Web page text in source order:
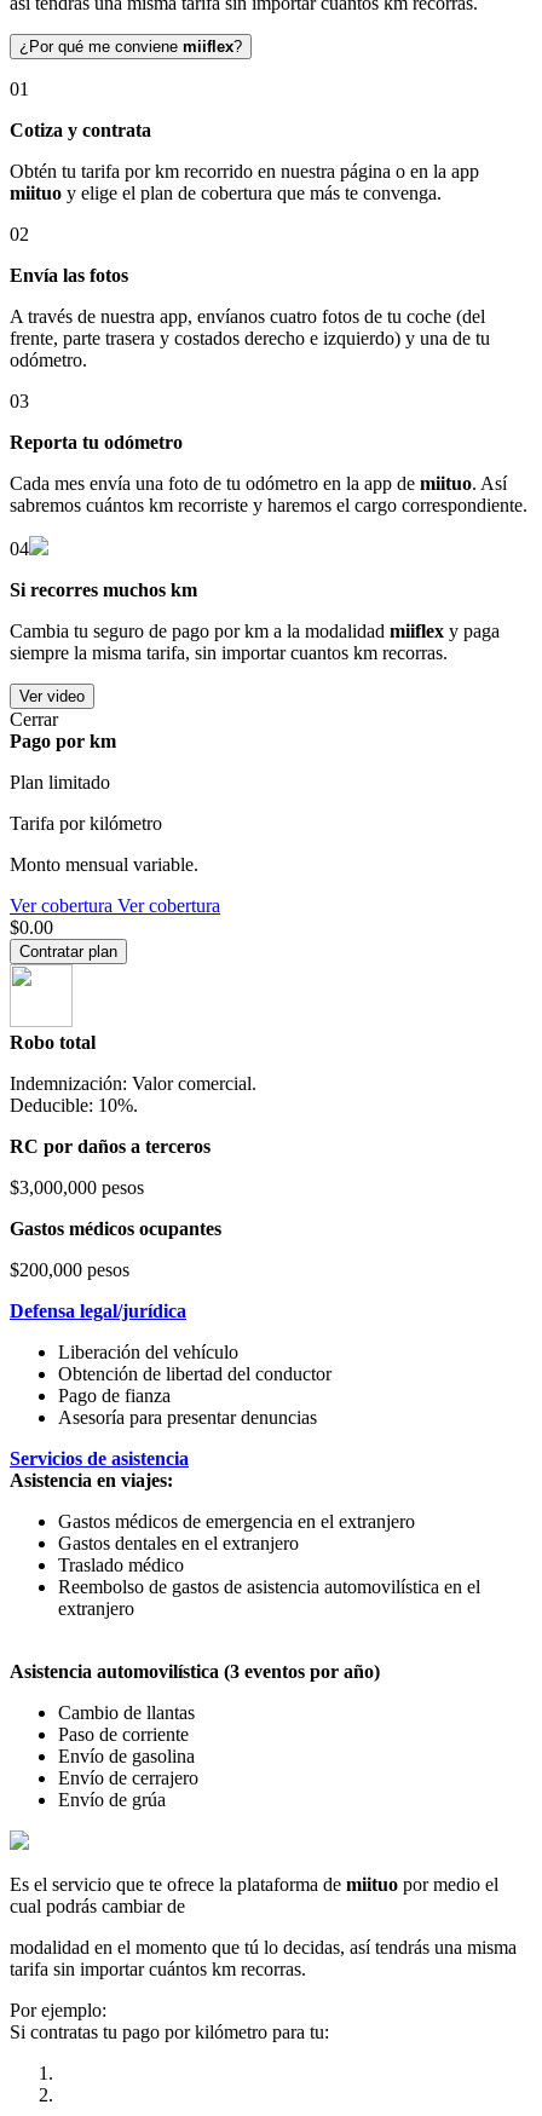
¿Por qué me conviene miiflex?
01
Cotiza y contrata
Obtén tu tarifa por km recorrido en nuestra página o en la app
miituo y elige el plan de cobertura que más te convenga.
02
Envía las fotos
A través de nuestra app, envíanos cuatro fotos de tu coche (del
frente, parte trasera y costados derecho e izquierdo) y una de tu
odómetro.
03
Reporta tu odómetro
Cada mes envía una foto de tu odómetro en la app de miituo. Así
sabremos cuántos km recorriste y haremos el cargo correspondiente.
04
Si recorres muchos km
Cambia tu seguro de pago por km a la modalidad miiflex y paga
siempre la misma tarifa, sin importar cuantos km recorras.
Ver video
Cerrar
Pago por km
Plan limitado
Tarifa por kilómetro
Monto mensual variable.
Ver cobertura Ver cobertura
$0.00
Contratar plan
Robo total
Indemnización: Valor comercial.
Deducible: 10%.
RC por daños a terceros
$3,000,000 pesos
Gastos médicos ocupantes
$200,000 pesos
Defensa legal/jurídica
Liberación del vehículo
Obtención de libertad del conductor
Pago de fianza
Asesoría para presentar denuncias
Servicios de asistencia
Asistencia en viajes:
Gastos médicos de emergencia en el extranjero
Gastos dentales en el extranjero
Traslado médico
Reembolso de gastos de asistencia automovilística en el
extranjero
Asistencia automovilística (3 eventos por año)
Cambio de llantas
Paso de corriente
Envío de gasolina
Envío de cerrajero
Envío de grúa
Es el servicio que te ofrece la plataforma de miituo por medio el
cual podrás cambiar de
modalidad en el momento que tú lo decidas, así tendrás una misma
tarifa sin importar cuántos km recorras.
Por ejemplo:
Si contratas tu pago por kilómetro para tu: